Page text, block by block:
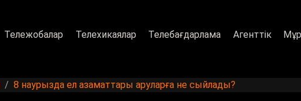
Тележобалар Телехикаялар Телебағдарлама Агенттік
8 наурызда ел азаматтары аруларға не сыйлады?